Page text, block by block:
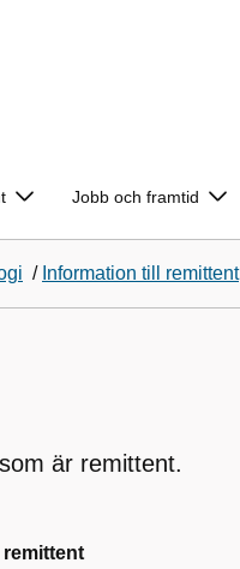
Jobb och framtid
/ Information till remittent
är remittent.
remittent